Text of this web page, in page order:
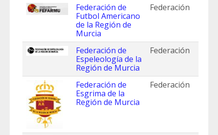
Federación de
Futbol Americano
de la Región de
Murcia
Federación
Federación de
Espeleología de la
Región de Murcia
Federación
Federación de
Esgrima de la
Región de Murcia
Federación